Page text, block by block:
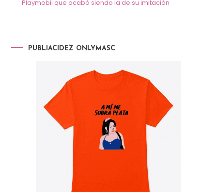
Playmobil que acabó siendo la de su imitación
PUBLIACIDEZ ONLYMASC